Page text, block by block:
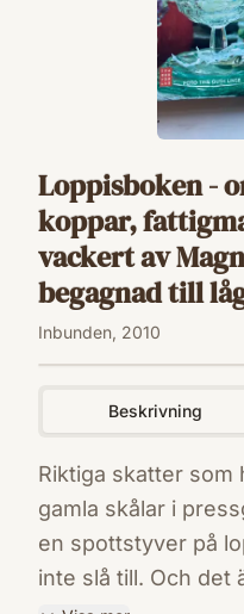
Loppisboken -
koppar,
vackert av
begagnad till
Inbunden, 2010
Beskrivning
Riktiga skatter som
gamla skålar i
en spottstyver på
inte slå till. Och det